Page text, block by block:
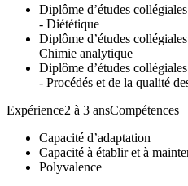
Diplôme d’études
- Diététique
Diplôme d’études
Chimie analytique
Diplôme d’études
- Procédés et de la qualité
Expérience2 à 3 ansCompétences
Capacité d’adaptation
Capacité à établir et à
Polyvalence